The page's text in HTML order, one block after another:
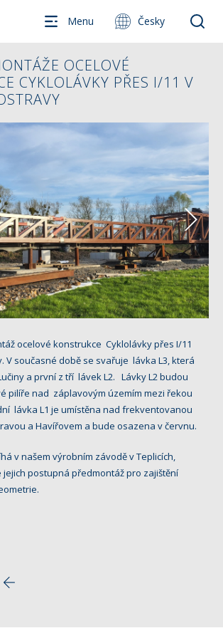
Menu Česky
OCELOVÉ
CYKLOLÁVKY PŘES I/11 V
ocelové konstrukce Cyklolávky přes I/11
V současné době se svařuje lávka L3, která
a první z tří lávek L2. Lávky L2 budou
pilíře nad záplavovým územím mezi řekou
lávka L1 je umístěna nad frekventovanou
a Havířovem a bude osazena v červnu.
v našem výrobním závodě v Teplicích,
postupná předmontáž pro zajištění